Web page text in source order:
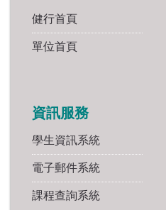
健行首頁
單位首頁
資訊服務
學生資訊系統
電子郵件系統
課程查詢系統